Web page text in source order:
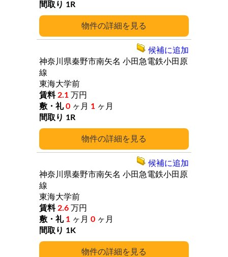
詳細
1R
詳細
神奈川県秦野市南矢名 小田急電鉄小田原
線
東海大学前
2.1 万円
0 ヶ月 1 ヶ月
1R
候補に追加
詳細
神奈川県秦野市南矢名 小田急電鉄小田原
線
東海大学前
2.6 万円
1 ヶ月 0 ヶ月
1K
候補に追加